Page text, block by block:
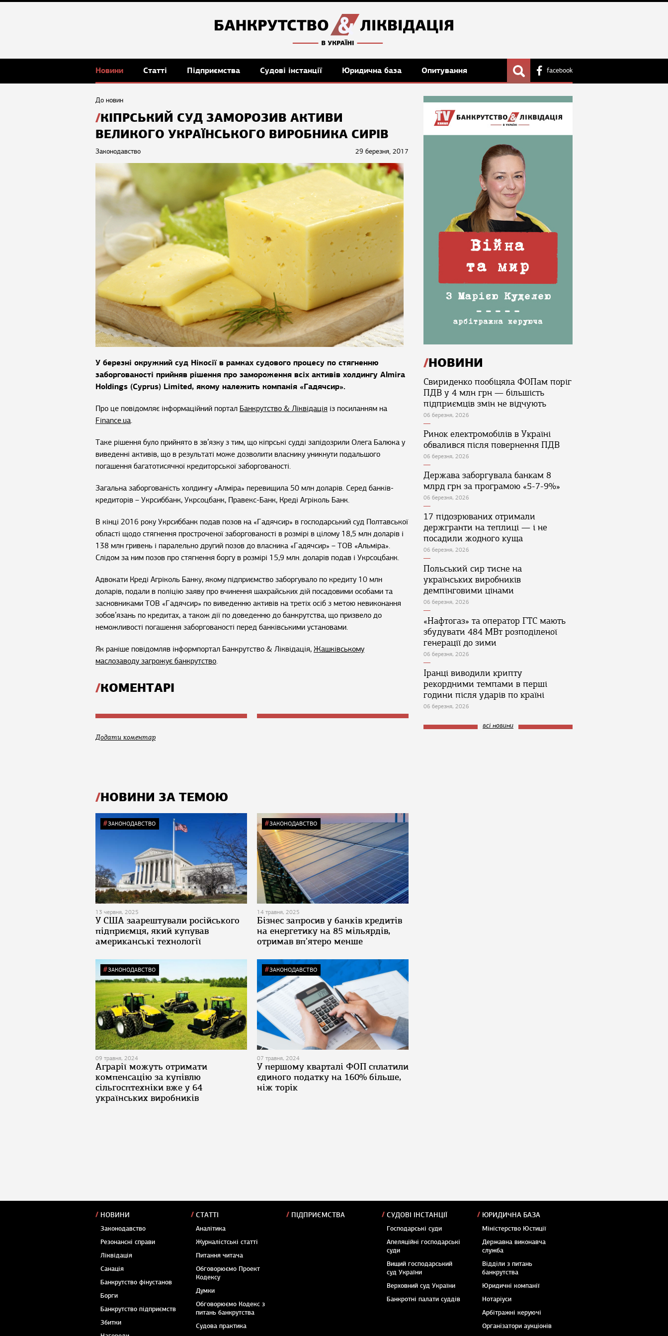
Новини Статті Підприємства Судові інстанції Юридична база Опитування facebook
До новин
КІПРСЬКИЙ СУД ЗАМОРОЗИВ АКТИВИ
ВЕЛИКОГО УКРАЇНСЬКОГО ВИРОБНИКА СИРІВ
29 березня, 2017
Законодавство
У березні окружний суд Нікосії в рамках судового процесу по стягненню
заборгованості прийняв рішення про замороження всіх активів холдингу Almira
Holdings (Cyprus) Limited, якому належить компанія «Гадячсир».
Про це повідомляє інформаційний портал Банкрутство & Ліквідація із посиланням на
Finance.ua.
Таке рішення було прийнято в зв’язку з тим, що кіпрські судді запідозрили Олега Балюка у
виведенні активів, що в результаті може дозволити власнику уникнути подальшого
погашення багатотисячної кредиторської заборгованості.
Загальна заборгованість холдингу «Алміра» перевищила 50 млн доларів. Серед банків-
кредиторів – Укрсиббанк, Укрсоцбанк, Правекс-Банк, Креді Агріколь Банк.
В кінці 2016 року Укрсиббанк подав позов на «Гадячсир» в господарський суд Полтавської
області щодо стягнення простроченої заборгованості в розмірі в цілому 18,5 млн доларів і
138 млн гривень і паралельно другий позов до власника «Гадячсир» – ТОВ «Альміра».
Слідом за ним позов про стягнення боргу в розмірі 15,9 млн. доларів подав і Укрсоцбанк.
Адвокати Креді Агріколь Банку, якому підприємство заборгувало по кредиту 10 млн
доларів, подали в поліцію заяву про вчинення шахрайських дій посадовими особами та
засновниками ТОВ «Гадячсир» по виведенню активів на третіх осіб з метою невиконання
зобов’язань по кредитах, а також дії по доведенню до банкрутства, що призвело до
неможливості погашення заборгованості перед банківськими установами.
Як раніше повідомляв інформпортал Банкрутство & Ліквідація, Жашківському
маслозаводу загрожує банкрутство.
КОМЕНТАРІ
Додати коментар
НОВИНИ ЗА ТЕМОЮ
ЗАКОНОДАВСТВО
13 червня, 2025
У США заарештували російського
підприємця, який купував
американські технології
ЗАКОНОДАВСТВО
14 травня, 2025
Бізнес запросив у банків кредитів
на енергетику на 85 мільярдів,
отримав вп'ятеро менше
ЗАКОНОДАВСТВО
09 травня, 2024
Аграрії можуть отримати
компенсацію за купівлю
сільгосптехніки вже у 64
українських виробників
ЗАКОНОДАВСТВО
07 травня, 2024
У першому кварталі ФОП сплатили
єдиного податку на 160% більше,
ніж торік
НОВИНИ
Свириденко пообіцяла ФОПам поріг
ПДВ у 4 млн грн — більшість
підприємців змін не відчують
06 березня, 2026
Ринок електромобілів в Україні
обвалився після повернення ПДВ
06 березня, 2026
Держава заборгувала банкам 8
млрд грн за програмою «5-7-9%»
06 березня, 2026
17 підозрюваних отримали
держгранти на теплиці — і не
посадили жодного куща
06 березня, 2026
Польський сир тисне на
українських виробників
демпінговими цінами
06 березня, 2026
«Нафтогаз» та оператор ГТС мають
збудувати 484 МВт розподіленої
генерації до зими
06 березня, 2026
Іранці виводили крипту
рекордними темпами в перші
години після ударів по країні
06 березня, 2026
всі новини
НОВИНИ
Законодавство
Резонансні справи
Ліквідація
Санація
Банкрутство фінустанов
Борги
Банкрутство підприємств
Збитки
СТАТТІ
Аналітика
Журналістські статті
Питання читача
Обговорюємо Проект
Кодексу
Думки
Обговорюємо Кодекс з
питань банкрутства
Судова практика
ПІДПРИЄМСТВА СУДОВІ ІНСТАНЦІЇ
Господарські суди
Апеляційні господарські
суди
Вищий господарський
суд України
Верховний суд України
Банкротні палати суддів
ЮРИДИЧНА БАЗА
Міністерство Юстиції
Державна виконавча
служба
Відділи з питань
банкрутства
Юридичні компанії
Нотаріуси
Арбітражні керуючі
Організатори аукціонів